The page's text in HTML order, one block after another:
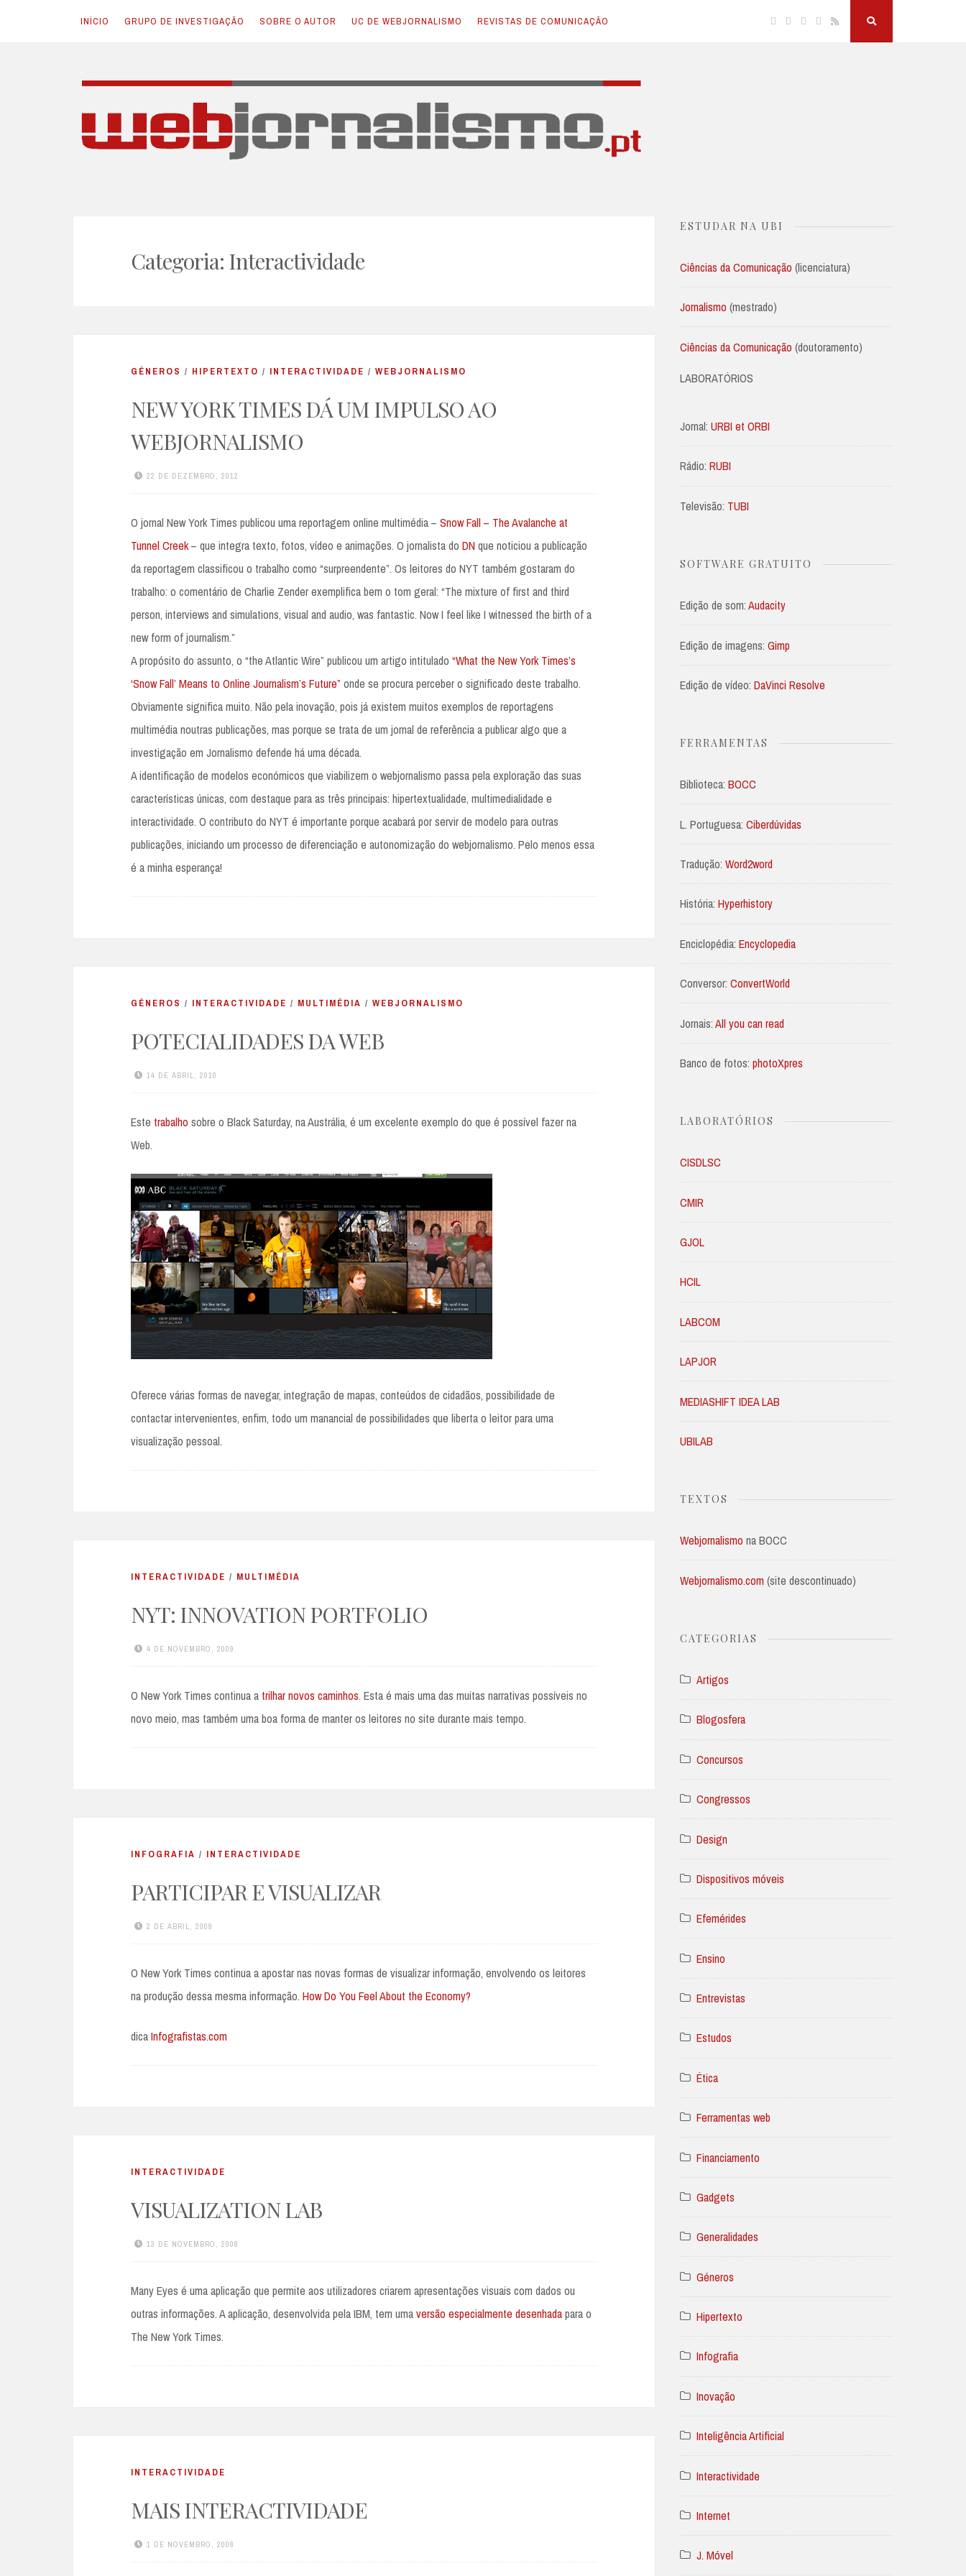
INÍCIO GRUPO DE INVESTIGAÇÃO SOBRE O AUTOR UC DE WEBJORNALISMO REVISTAS DE COMUNICAÇÃO Facebook
TwitterLinkedinInstagram
Categoria: Interactividade
GÉNEROS / HIPERTEXTO / INTERACTIVIDADE / WEBJORNALISMO
NEW YORK TIMES DÁ UM IMPULSO AO
WEBJORNALISMO
22 DE DEZEMBRO, 2012
O jornal New York Times publicou uma reportagem online multimédia – Snow Fall – The Avalanche at
Tunnel Creek– que integra texto, fotos, vídeo e animações. O jornalista do DN que noticiou a publicação
da reportagem classificou o trabalho como “surpreendente”. Os leitores do NYT também gostaram do
trabalho: o comentário de Charlie Zender exemplifica bem o tom geral: “The mixture of first and third
person, interviews and simulations, visual and audio, was fantastic. Now I feel like I witnessed the birth of a
new form of journalism.”
A propósito do assunto, o “the Atlantic Wire” publicou um artigo intitulado “What the New York Times’s
‘Snow Fall’ Means to Online Journalism’s Future” onde se procura perceber o significado deste trabalho.
Obviamente significa muito. Não pela inovação, pois já existem muitos exemplos de reportagens
multimédia noutras publicações, mas porque se trata de um jornal de referência a publicar algo que a
investigação em Jornalismo defende há uma década.
A identificação de modelos económicos que viabilizem o webjornalismo passa pela exploração das suas
características únicas, com destaque para as três principais: hipertextualidade, multimedialidade e
interactividade. O contributo do NYT é importante porque acabará por servir de modelo para outras
publicações, iniciando um processo de diferenciação e autonomização do webjornalismo. Pelo menos essa
é a minha esperança!
GÉNEROS / INTERACTIVIDADE / MULTIMÉDIA / WEBJORNALISMO
POTECIALIDADES DA WEB
14 DE ABRIL, 2010
Este trabalho sobre o Black Saturday, na Austrália, é um excelente exemplo do que é possível fazer na
Web.
Oferece várias formas de navegar, integração de mapas, conteúdos de cidadãos, possibilidade de
contactar intervenientes, enfim, todo um manancial de possibilidades que liberta o leitor para uma
visualização pessoal.
INTERACTIVIDADE / MULTIMÉDIA
NYT: INNOVATION PORTFOLIO
4 DE NOVEMBRO, 2009
O New York Times continua a trilhar novos caminhos. Esta é mais uma das muitas narrativas possíveis no
novo meio, mas também uma boa forma de manter os leitores no site durante mais tempo.
INFOGRAFIA / INTERACTIVIDADE
PARTICIPAR E VISUALIZAR
2 DE ABRIL, 2009
O New York Times continua a apostar nas novas formas de visualizar informação, envolvendo os leitores
na produção dessa mesma informação. How Do You Feel About the Economy?
dicaInfografistas.com
INTERACTIVIDADE
VISUALIZATION LAB
13 DE NOVEMBRO, 2008
Many Eyes é uma aplicação que permite aos utilizadores criarem apresentações visuais com dados ou
outras informações. A aplicação, desenvolvida pela IBM, tem umaversão especialmente desenhadapara o
The New York Times.
INTERACTIVIDADE
MAIS INTERACTIVIDADE
1 DE NOVEMBRO, 2008
ESTUDAR NA UBI
Ciências da Comunicação (licenciatura)
Jornalismo (mestrado)
Ciências da Comunicação (doutoramento)
LABORATÓRIOS
Jornal: URBI et ORBI
Rádio: RUBI
Televisão: TUBI
SOFTWARE GRATUITO
Edição de som:Audacity
Edição de imagens: Gimp
Edição de vídeo: DaVinci Resolve
FERRAMENTAS
Biblioteca: BOCC
L. Portuguesa: Ciberdúvidas
Tradução: Word2word
História: Hyperhistory
Enciclopédia: Encyclopedia
Conversor: ConvertWorld
Jornais:All you can read
Banco de fotos: photoXpres
LABORATÓRIOS
CISDLSC
CMIR
GJOL
HCIL
LABCOM
LAPJOR
MEDIASHIFT IDEA LAB
UBILAB
TEXTOS
Webjornalismo na BOCC
Webjornalismo.com (site descontinuado)
CATEGORIAS
Artigos
Blogosfera
Concursos
Congressos
Design
Dispositivos móveis
Efemérides
Ensino
Entrevistas
Estudos
Ética
Ferramentas web
Financiamento
Gadgets
Generalidades
Géneros
Hipertexto
Infografia
Inovação
Inteligência Artificial
Interactividade
Internet
J. Móvel